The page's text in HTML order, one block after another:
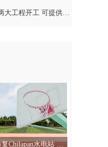
【报资讯】国家电网两大工程开工 可提供就业岗位超2万个
墨西哥投资2.8亿比索修复Chilapan水电站 环球今热点